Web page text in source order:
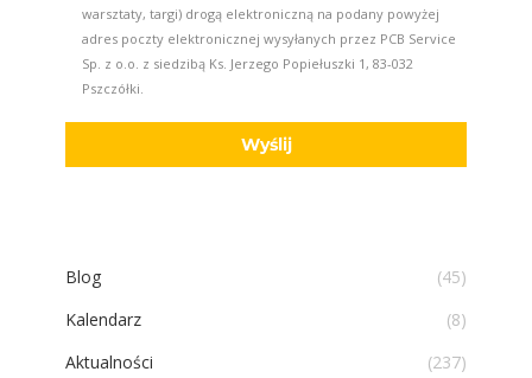
warsztaty, targi) drogą elektroniczną na podany powyżej
adres poczty elektronicznej wysyłanych przez PCB Service
Sp. z o.o. z siedzibą Ks. Jerzego Popiełuszki 1, 83-032
Pszczółki.
Blog
(45)
Kalendarz
(8)
Aktualności
(237)